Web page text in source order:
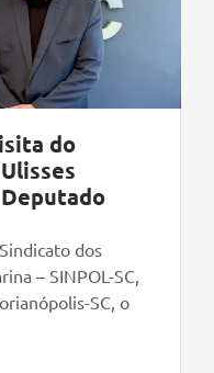
do
dos
– SINPOL-SC,
SC, o